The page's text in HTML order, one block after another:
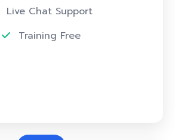
Live Chat Support
Training Free